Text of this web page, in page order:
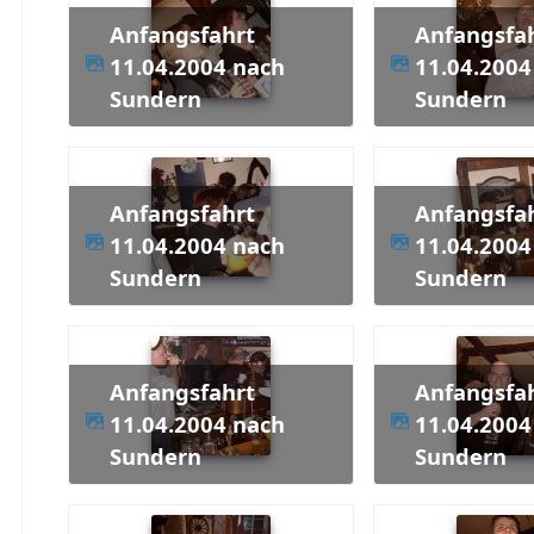
Anfangsfahrt
11.04.2004 nach
Sundern
Anfangsfahrt
Sundern
Anfangsfahrt
11.04.2004 nach
Sundern
Anfangsfahrt
Sundern
Anfangsfahrt
11.04.2004 nach
Sundern
Anfangsfahrt
Sundern